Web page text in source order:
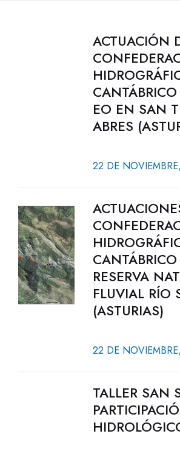
ACTUACIÓN
EO EN SAN
ABRES
22 DE
RESERVA
FLUVIAL RÍO
(ASTURIAS)
22 DE
TALLER SAN